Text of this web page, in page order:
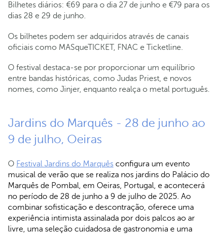
Bilhetes diários: €69 para o dia 27 de junho e €79 para os
dias 28 e 29 de junho.
Os bilhetes podem ser adquiridos através de canais
oficiais como MASqueTICKET, FNAC e Ticketline.
O festival destaca-se por proporcionar um equilíbrio
entre bandas históricas, como Judas Priest, e novos
nomes, como Jinjer, enquanto realça o metal português.
Jardins do Marquês - 28 de junho ao
9 de julho, Oeiras
O Festival Jardins do Marquês configura um evento
musical de verão que se realiza nos jardins do Palácio do
Marquês de Pombal, em Oeiras, Portugal, e acontecerá
no período de 28 de junho a 9 de julho de 2025. Ao
combinar sofisticação e descontração, oferece uma
experiência intimista assinalada por dois palcos ao ar
livre, uma seleção cuidadosa de gastronomia e uma